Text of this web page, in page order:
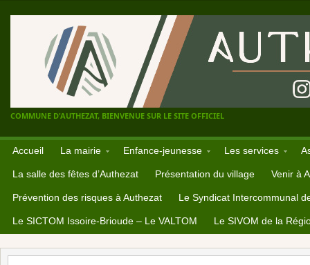
COMMUNE D'AUTHEZAT, BIENVENUE SUR LE SITE OFFICIEL
Accueil La mairie Enfance-jeunesse Les services
La salle des fêtes d’Authezat Présentation du village Venir à
Prévention des risques à Authezat Le Syndicat Intercommunal
Le SICTOM Issoire-Brioude – Le VALTOM Le SIVOM de la